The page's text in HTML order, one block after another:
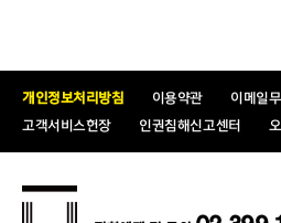
8. 합격자 통보 :
개인정보처리방침 이용약관
이메일
고객서비스헌장
인권침해신고센터